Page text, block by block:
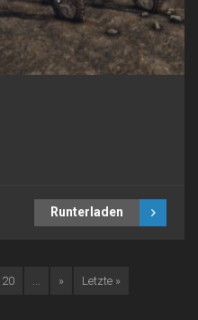
Runterladen
20 » Letzte »